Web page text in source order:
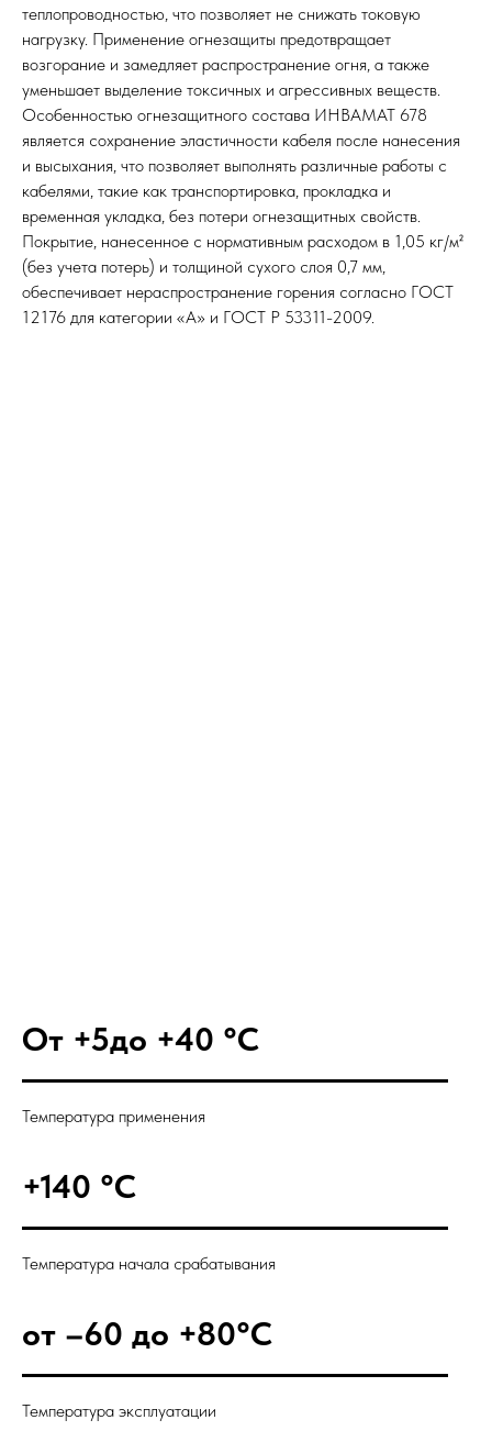
теплопроводностью, что позволяет не снижать токовую
нагрузку. Применение огнезащиты предотвращает
возгорание и замедляет распространение огня, а также
уменьшает выделение токсичных и агрессивных веществ.
Особенностью огнезащитного состава ИНВАМАТ 678
является сохранение эластичности кабеля после нанесения
и высыхания, что позволяет выполнять различные работы с
кабелями, такие как транспортировка, прокладка и
временная укладка, без потери огнезащитных свойств.
Покрытие, нанесенное с нормативным расходом в 1,05 кг/м²
(без учета потерь) и толщиной сухого слоя 0,7 мм,
обеспечивает нераспространение горения согласно ГОСТ
12176 для категории «А» и ГОСТ Р 53311-2009.
От +5до +40 °С
Температура применения
+140 °С
Температура начала срабатывания
от –60 до +80°С
Температура эксплуатации